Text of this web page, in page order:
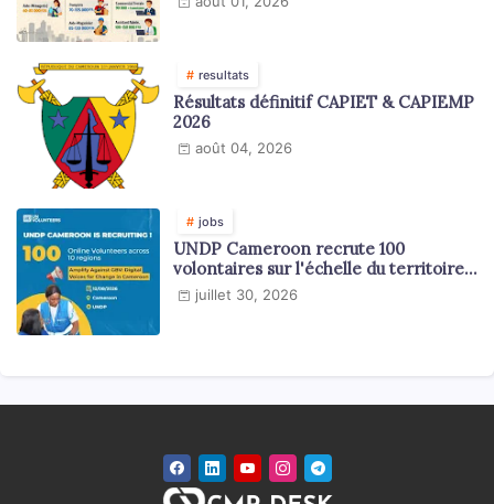
resultats
Résultats définitif CAPIET & CAPIEMP
2026
août 04, 2026
jobs
UNDP Cameroon recrute 100
volontaires sur l'échelle du territoire
national
juillet 30, 2026